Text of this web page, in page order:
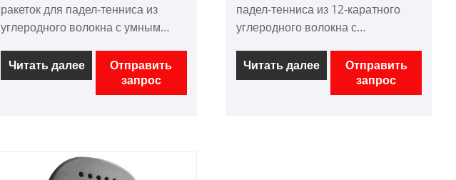
ракеток для падел-тенниса из
углеродного волокна с умным
качеством, конкурентоспособной
ценой. мы ориентируемся на
дизайн и производство
Читать далее
Отправить
запрос
падел-тенниса из 12-каратного
углеродного волокна с
производитель и поставщик в
Китае. С высоким качеством,
конкурентоспособной ценой. мы
Читать далее
Отправить
запрос